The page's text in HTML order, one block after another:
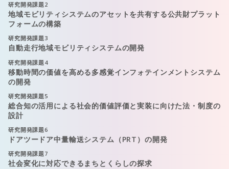
研究開発課題2
地域モビリティシステムのアセットを共有する公共財プラット
フォームの構築
研究開発課題3
自動走行地域モビリティシステムの開発
研究開発課題 4
移動時間の価値を⾼める多感覚インフォテインメントシステム
の開発
研究開発課題 5
総合知の活用による社会的価値評価と実装に向けた法・制度の
設計
研究開発課題6
ドアツードア中量輸送システム（PRT）の開発
研究開発課題7
社会変化に対応できるまちとくらしの探求